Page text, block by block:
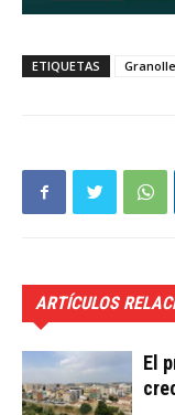
ETIQUETAS
ARTÍCULOS
El